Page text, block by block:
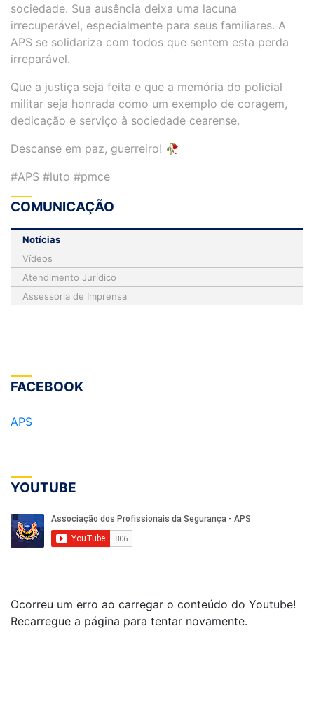
sociedade. Sua ausência deixa uma lacuna
irrecuperável, especialmente para seus familiares. A
APS se solidariza com todos que sentem esta perda
irreparável.
Que a justiça seja feita e que a memória do policial
militar seja honrada como um exemplo de coragem,
dedicação e serviço à sociedade cearense.
Descanse em paz, guerreiro! 🥀
#APS #luto #pmce
COMUNICAÇÃO
Notícias
Vídeos
Atendimento Jurídico
Assessoria de Imprensa
FACEBOOK
APS
YOUTUBE
Ocorreu um erro ao carregar o conteúdo do Youtube!
Recarregue a página para tentar novamente.